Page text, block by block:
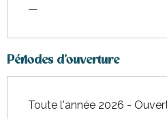
—
Périodes d'ouverture
Toute l'année 2026 -